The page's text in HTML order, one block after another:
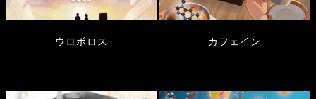
ウロボロス カフェイン